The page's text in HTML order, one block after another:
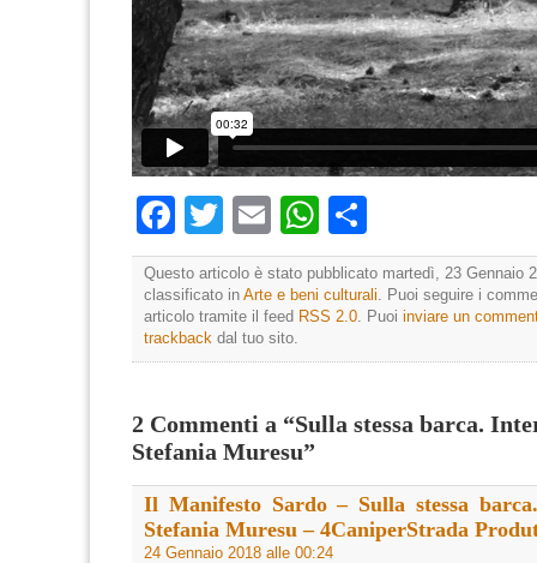
Facebook
TwitterEmailWhatsApp
Questo articolo è stato pubblicato martedì, 23 Gennaio
classificato in Arte e beni culturali. Puoi seguire i
articolo tramite il feed RSS 2.0. Puoi inviare un
trackback dal tuo sito.
2 Commenti a “Sulla stessa barca.
Stefania Muresu”
Il Manifesto Sardo – Sulla stessa
Stefania Muresu – 4CaniperStrada
24 Gennaio 2018 alle 00:24